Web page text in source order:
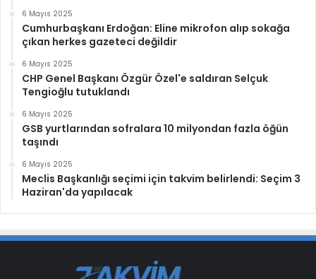
6 Mayıs 2025
Cumhurbaşkanı Erdoğan: Eline mikrofon alıp sokağa
çıkan herkes gazeteci değildir
6 Mayıs 2025
CHP Genel Başkanı Özgür Özel'e saldıran Selçuk
Tengioğlu tutuklandı
6 Mayıs 2025
GSB yurtlarından sofralara 10 milyondan fazla öğün
taşındı
6 Mayıs 2025
Meclis Başkanlığı seçimi için takvim belirlendi: Seçim 3
Haziran'da yapılacak